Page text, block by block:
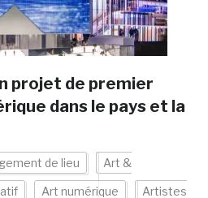
projet de premier
dans le pays et la
de lieu Art &
Art numérique Artistes